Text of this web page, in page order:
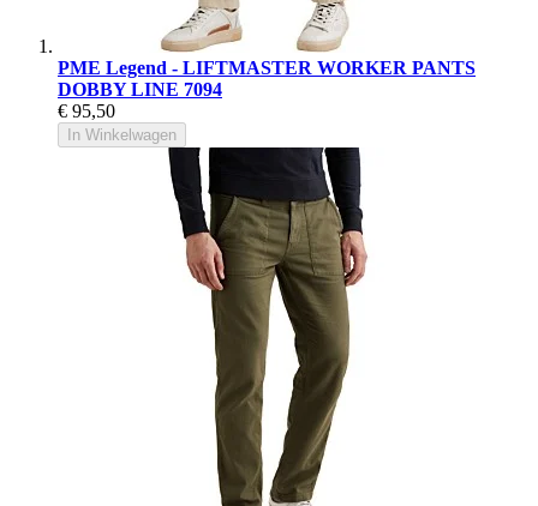
PME Legend - LIFTMASTER WORKER PANTS
DOBBY LINE 7094
€ 95,50
In Winkelwagen